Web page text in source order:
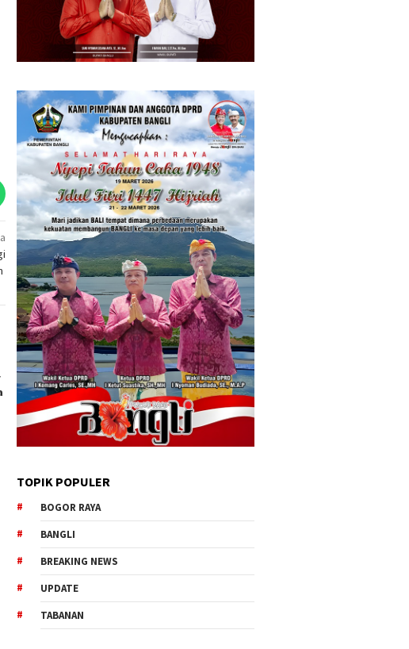
TOPIK POPULER
BOGOR RAYA
BANGLI
BREAKING NEWS
UPDATE
TABANAN